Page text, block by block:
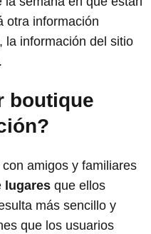
otra información
la información del sitio
boutique
amigos y familiares
lugares que ellos
más sencillo y
que los usuarios